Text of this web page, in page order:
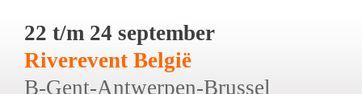
22 t/m 24 september
Riverevent België
B-Gent-Antwerpen-Brussel